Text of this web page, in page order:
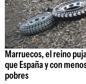
Marruecos, el reino
que España y con
pobres